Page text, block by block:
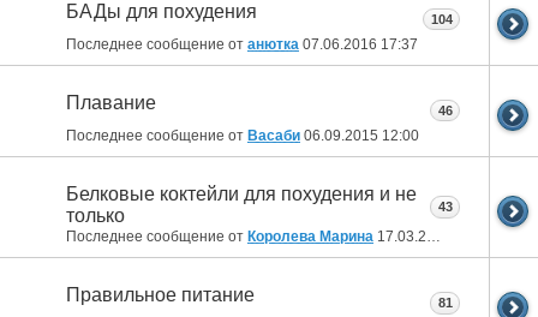
БАДы для похудения
Последнее сообщение от анютка 07.06.2016 17:37
104
Плавание
Последнее сообщение от Васаби 06.09.2015 12:00
46
Белковые коктейли для похудения и не
только
Последнее сообщение от Королева Марина 17.03.2015
43
Правильное питание 81